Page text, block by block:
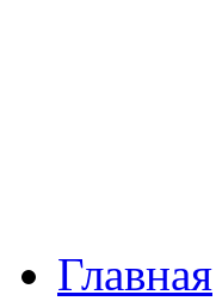
Главная